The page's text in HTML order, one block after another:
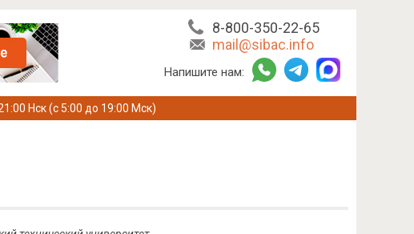
8-800-350-22-65
mail@sibac.info
Напишите нам:
Нск (с 5:00 до 19:00 Мск)